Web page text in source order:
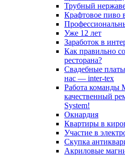
Трубный
Крафтовое пиво
Уже 12 лет
Заработок в
Как правильно
ресторана?
Свадебные
нас — inter-tex
Работа команды
качественный
System!
Окнардия
Квартиры в
Участие в
Скупка
Акриловые